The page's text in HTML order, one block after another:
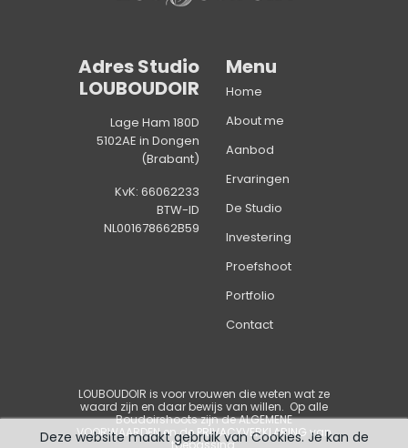
LOUBOUDOIR is voor vrouwen die weten wat ze
waard zijn en daar bewijs van willen. Op alle
Boudoirshoots zijn deALGEMENE
VOORWAARDENen dePRIVACYVERKLARING van
toepassing.
Menu
Home
About me
Aanbod
Ervaringen
De Studio
Investering
Proefshoot
Portfolio
Contact
Adres Studio
LOUBOUDOIR
Lage Ham 180D
5102AE in Dongen
(Brabant)
KvK: 66062233
BTW-ID
NL001678662B59
Deze website maakt gebruik van Cookies. Je kan de